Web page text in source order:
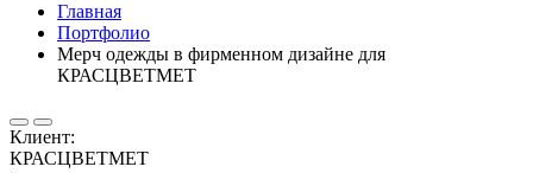
Главная
Портфолио
Мерч одежды в фирменном дизайне для
КРАСЦВЕТМЕТ
Клиент:
КРАСЦВЕТМЕТ